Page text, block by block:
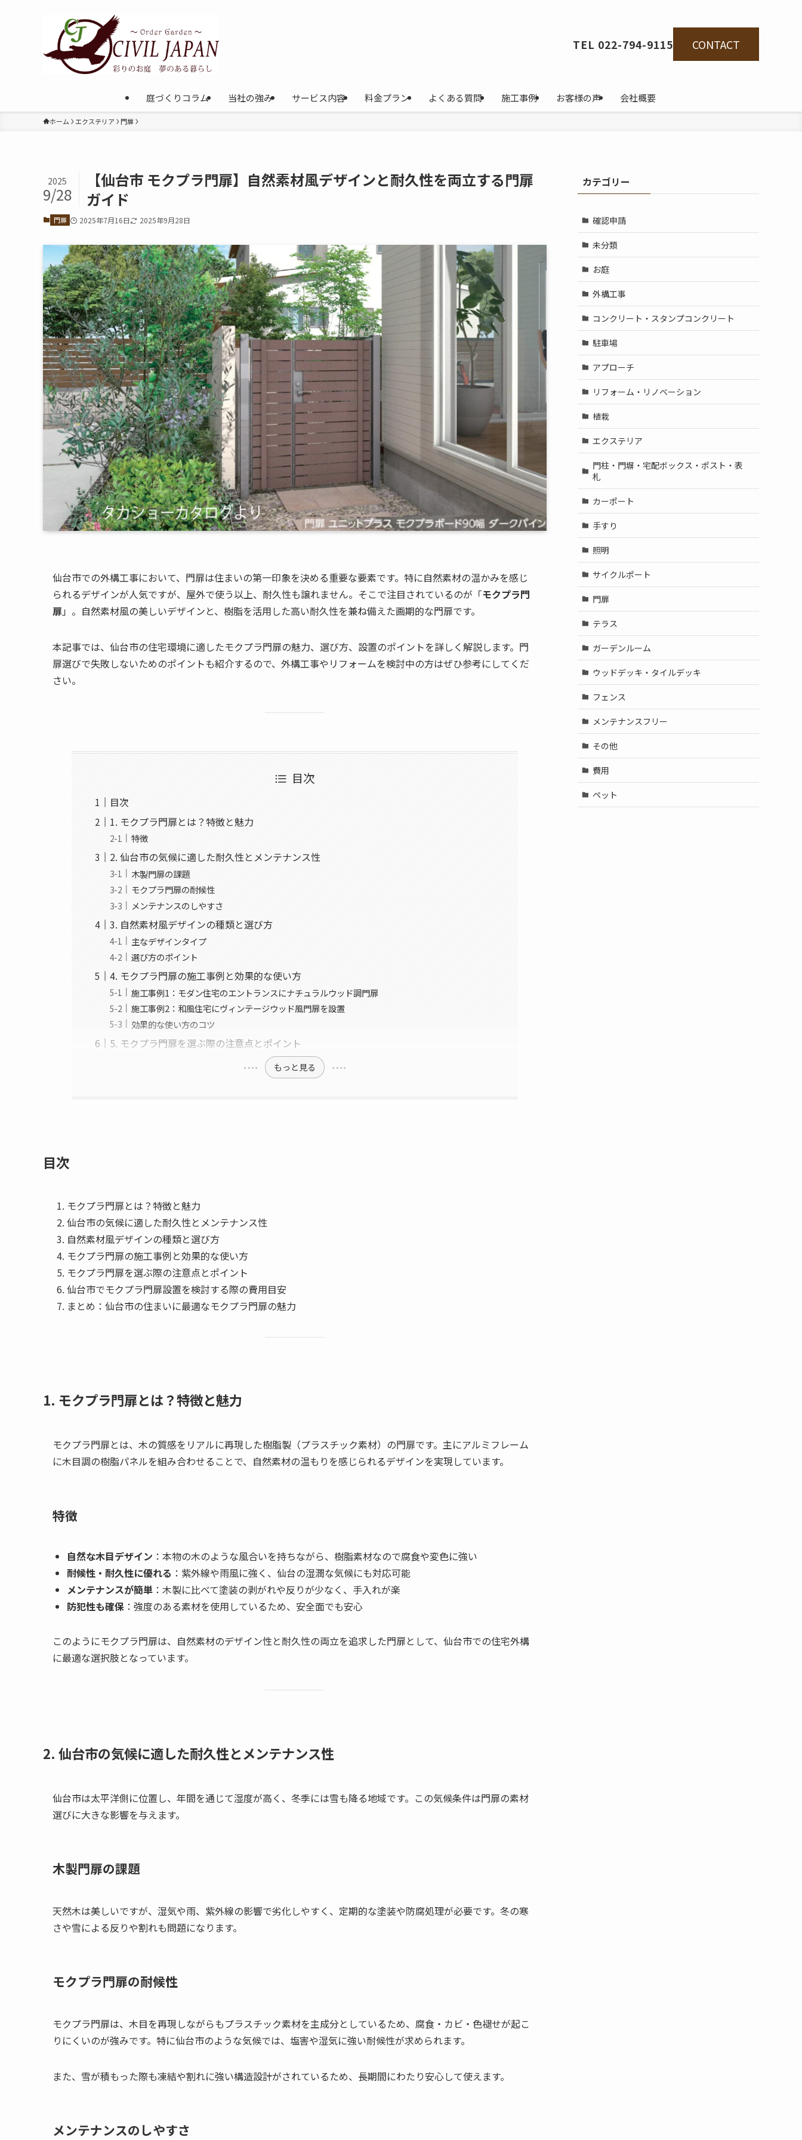
庭づくりコラム 当社の強み サービス内容 料金プラン よくある質問 施工事例 お客様の声 会社概要
TEL 022-794-9115 CONTACT
ホーム エクステリア 門扉
【仙台市 モクプラ門扉】自然素材風デザインと耐久性を両立する門扉
ガイド
2025
9/28
門扉 2025年7月16日 2025年9月28日
仙台市での外構工事において、門扉は住まいの第一印象を決める重要な要素です。特に自然素材の温かみを感じ
られるデザインが人気ですが、屋外で使う以上、耐久性も譲れません。そこで注目されているのが「モクプラ門
扉 」。自然素材風の美しいデザインと、樹脂を活用した高い耐久性を兼ね備えた画期的な門扉です。
本記事では、仙台市の住宅環境に適したモクプラ門扉の魅力、選び方、設置のポイントを詳しく解説します。門
扉選びで失敗しないためのポイントも紹介するので、外構工事やリフォームを検討中の方はぜひ参考にしてくだ
さい。
目次
目次
1. モクプラ門扉とは？特徴と魅力
特徴
2. 仙台市の気候に適した耐久性とメンテナンス性
木製門扉の課題
モクプラ門扉の耐候性
メンテナンスのしやすさ
3. 自然素材風デザインの種類と選び方
主なデザインタイプ
選び方のポイント
4. モクプラ門扉の施工事例と効果的な使い方
施工事例1：モダン住宅のエントランスにナチュラルウッド調門扉
施工事例2：和風住宅にヴィンテージウッド風門扉を設置
効果的な使い方のコツ
5. モクプラ門扉を選ぶ際の注意点とポイント
もっと見る
目次
モクプラ門扉とは？特徴と魅力
仙台市の気候に適した耐久性とメンテナンス性
自然素材風デザインの種類と選び方
モクプラ門扉の施工事例と効果的な使い方
モクプラ門扉を選ぶ際の注意点とポイント
仙台市でモクプラ門扉設置を検討する際の費用目安
まとめ：仙台市の住まいに最適なモクプラ門扉の魅力
1. モクプラ門扉とは？特徴と魅力
モクプラ門扉とは、木の質感をリアルに再現した樹脂製（プラスチック素材）の門扉です。主にアルミフレーム
に木目調の樹脂パネルを組み合わせることで、自然素材の温もりを感じられるデザインを実現しています。
特徴
自然な木目デザイン ：本物の木のような風合いを持ちながら、樹脂素材なので腐食や変色に強い
耐候性・耐久性に優れる ：紫外線や雨風に強く、仙台の湿潤な気候にも対応可能
メンテナンスが簡単 ：木製に比べて塗装の剥がれや反りが少なく、手入れが楽
防犯性も確保 ：強度のある素材を使用しているため、安全面でも安心
このようにモクプラ門扉は、自然素材のデザイン性と耐久性の両立を追求した門扉として、仙台市での住宅外構
に最適な選択肢となっています。
2. 仙台市の気候に適した耐久性とメンテナンス性
仙台市は太平洋側に位置し、年間を通じて湿度が高く、冬季には雪も降る地域です。この気候条件は門扉の素材
選びに大きな影響を与えます。
木製門扉の課題
天然木は美しいですが、湿気や雨、紫外線の影響で劣化しやすく、定期的な塗装や防腐処理が必要です。冬の寒
さや雪による反りや割れも問題になります。
モクプラ門扉の耐候性
モクプラ門扉は、木目を再現しながらもプラスチック素材を主成分としているため、腐食・カビ・色褪せが起こ
りにくいのが強みです。特に仙台市のような気候では、塩害や湿気に強い耐候性が求められます。
また、雪が積もった際も凍結や割れに強い構造設計がされているため、長期間にわたり安心して使えます。
メンテナンスのしやすさ
カテゴリー
確認申請
未分類
お庭
外構工事
コンクリート・スタンプコンクリート
駐車場
アプローチ
リフォーム・リノベーション
植栽
エクステリア
門柱・門塀・宅配ボックス・ポスト・表
札
カーポート
手すり
照明
サイクルポート
門扉
テラス
ガーデンルーム
ウッドデッキ・タイルデッキ
フェンス
メンテナンスフリー
その他
費用
ペット